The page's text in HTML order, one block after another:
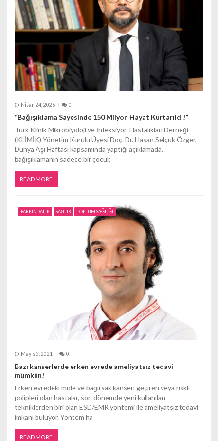
s
i
Nisan 24, 2026 0
“Bağışıklama Sayesinde 150 Milyon Hayat Kurtarıldı!”
Türk Klinik Mikrobiyoloji ve İnfeksiyon Hastalıkları Derneği
(KLİMİK) Yönetim Kurulu Üyesi Doç. Dr. Hasan Selçuk Özger,
Dünya Aşı Haftası kapsamında yaptığı açıklamada,
bağışıklamanın sadece bir çocuk
READ MORE
FARKINDALIK SAĞLIK TOPLUM SAĞLIĞI
Mayıs 5, 2021 0
Bazı kanserlerde erken evrede ameliyatsız tedavi
mümkün!
Erken evredeki mide ve bağırsak kanseri geçiren veya riskli
polipleri olan hastalar, son dönemde yeni kullanılan
tekniklerden biri olan ESD/EMR yöntemi ile ameliyatsız tedavi
imkanı buluyor. Yöntem ha
READ MORE